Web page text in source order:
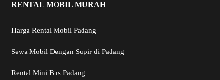
RENTAL MOBIL MURAH
Harga Rental Mobil Padang
Sewa Mobil Dengan Supir di Padang
Rental Mini Bus Padang